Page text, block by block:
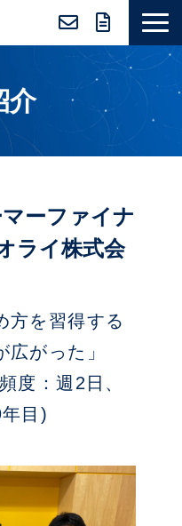
ックス
ラム
介
ーファイナ
ライ株式会
方を習得する
がった」
度：週2日、
目)